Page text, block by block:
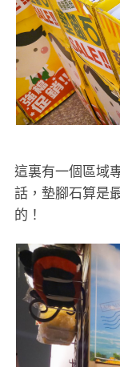
這裏有一個區域
話，墊腳石算是
的！